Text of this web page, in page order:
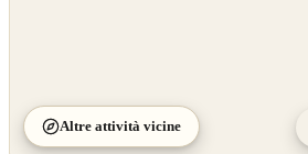
Altre attività vicine